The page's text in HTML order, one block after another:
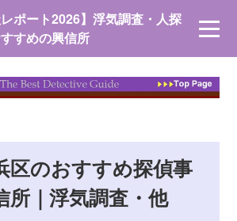
レポート2026】浮気調査・人探
すめの興信所
区のおすすめ探偵事
所｜浮気調査・他